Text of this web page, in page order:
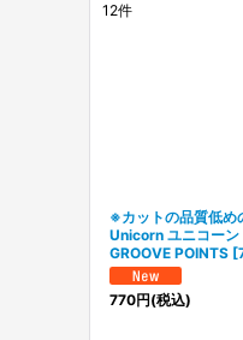
12件
※カットの品質低め
Unicorn ユニコーン
GROOVE POINTS [
770円(税込)